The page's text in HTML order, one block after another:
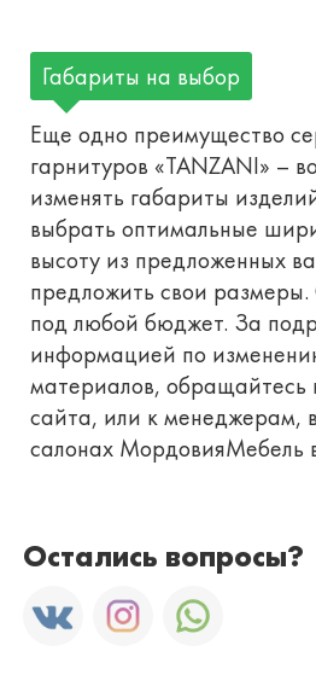
Габариты на выбор
Еще одно преимущество
гарнитуров «TANZANI» –
изменять габариты
выбрать оптимальные
высоту из предложенных
предложить свои
под любой бюджет. За
информацией по
материалов, обращайтесь
сайта, или к менеджерам,
салонах МордовияМебель
Остались вопросы?